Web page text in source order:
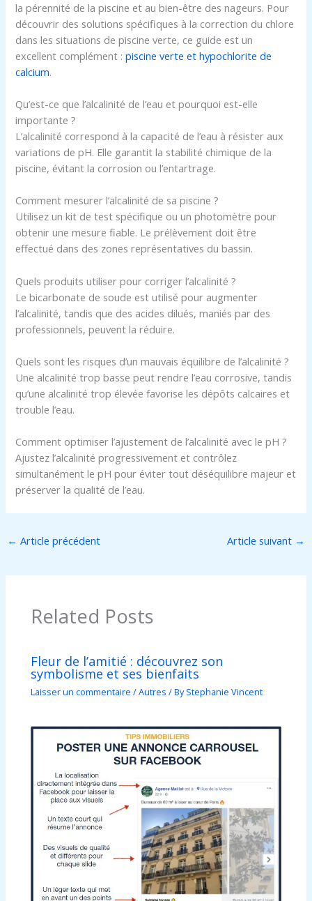
la pérennité de la piscine et au bien-être des nageurs. Pour
découvrir des solutions spécifiques à la correction du chlore
dans les situations de piscine verte, ce guide est un
excellent complément :piscine verte et hypochlorite de
calcium.
Qu’est-ce que l’alcalinité de l’eau et pourquoi est-elle
importante ?
L’alcalinité correspond à la capacité de l’eau à résister aux
variations de pH. Elle garantit la stabilité chimique de la
piscine, évitant la corrosion ou l’entartrage.
Comment mesurer l’alcalinité de sa piscine ?
Utilisez un kit de test spécifique ou un photomètre pour
obtenir une mesure fiable. Le prélèvement doit être
effectué dans des zones représentatives du bassin.
Quels produits utiliser pour corriger l’alcalinité ?
Le bicarbonate de soude est utilisé pour augmenter
l’alcalinité, tandis que des acides dilués, maniés par des
professionnels, peuvent la réduire.
Quels sont les risques d’un mauvais équilibre de l’alcalinité ?
Une alcalinité trop basse peut rendre l’eau corrosive, tandis
qu’une alcalinité trop élevée favorise les dépôts calcaires et
trouble l’eau.
Comment optimiser l’ajustement de l’alcalinité avec le pH ?
Ajustez l’alcalinité progressivement et contrôlez
simultanément le pH pour éviter tout déséquilibre majeur et
préserver la qualité de l’eau.
← Article précédent Article suivant →
Related Posts
Fleur de l’amitié : découvrez son
symbolisme et ses bienfaits
Laisser un commentaire /Autres / ByStephanie Vincent